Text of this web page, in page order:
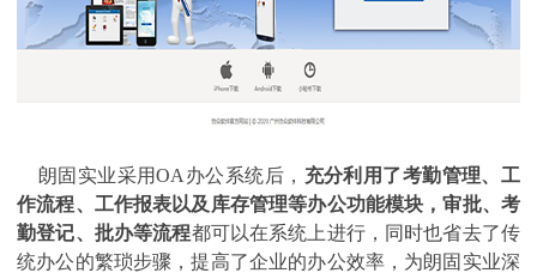
朗固实业采用OA办公系统后， 充分利用了考勤管理、工
作流程、工作报表以及库存管理等办公功能模块，审批、考
勤登记、批办等流程都可以在系统上进行，同时也省去了传
统办公的繁琐步骤，提高了企业的办公效率，为朗固实业深